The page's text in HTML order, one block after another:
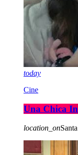
today
Cine
Una Chica
location_on